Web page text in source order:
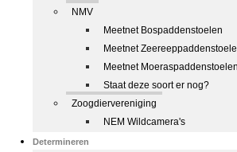
NMV
Meetnet Bospaddenstoelen
Meetnet
Meetnet Moeraspaddenstoelen
Staat deze soort er nog?
Zoogdiervereniging
NEM Wildcamera's
Determineren